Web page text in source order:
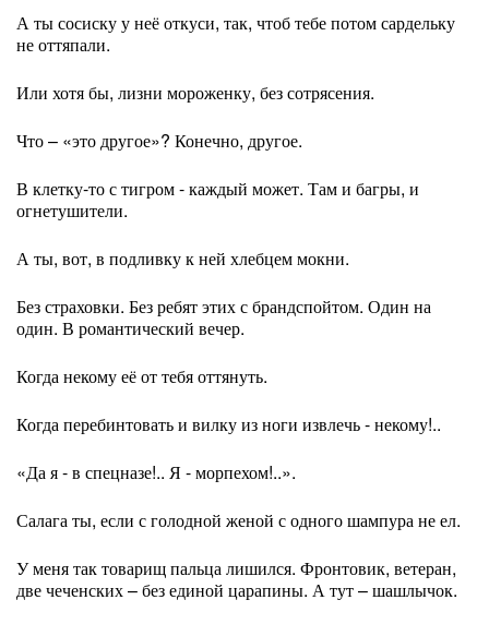
А ты сосиску у неё откуси, так, чтоб тебе потом сардельку
не оттяпали.
Или хотя бы, лизни мороженку, без сотрясения.
Что – «это другое»? Конечно, другое.
В клетку-то с тигром - каждый может. Там и багры, и
огнетушители.
А ты, вот, в подливку к ней хлебцем мокни.
Без страховки. Без ребят этих с брандспойтом. Один на
один. В романтический вечер.
Когда некому её от тебя оттянуть.
Когда перебинтовать и вилку из ноги извлечь - некому!..
«Да я - в спецназе!.. Я - морпехом!..».
Салага ты, если с голодной женой с одного шампура не ел.
У меня так товарищ пальца лишился. Фронтовик, ветеран,
две чеченских – без единой царапины. А тут – шашлычок.